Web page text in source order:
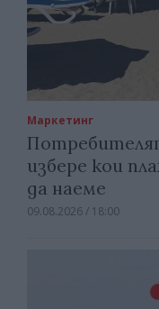
Маркетинг
избере кои
да наеме
09.08.2026 / 18:00